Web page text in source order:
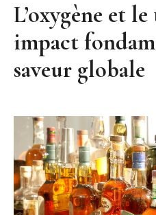
L’oxygène et
impact
saveur globale